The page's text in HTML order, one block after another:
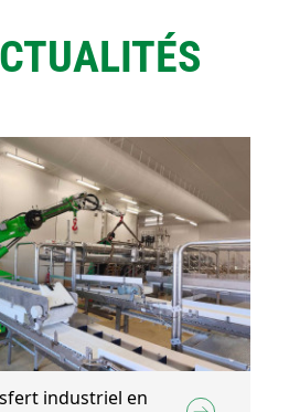
industriel en